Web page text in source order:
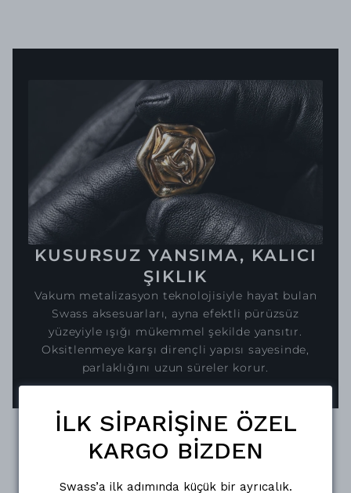
KUSURSUZ YANSIMA, KALICI
ŞIKLIK
Vakum metalizasyon teknolojisiyle hayat bulan
Swass aksesuarları, ayna efektli pürüzsüz
yüzeyiyle ışığı mükemmel şekilde yansıtır.
Oksitlenmeye karşı dirençli yapısı sayesinde,
parlaklığını uzun süreler korur.
İLK SİPARİŞİNE ÖZEL
KARGO BİZDEN
Swass’a ilk adımında küçük bir ayrıcalık.